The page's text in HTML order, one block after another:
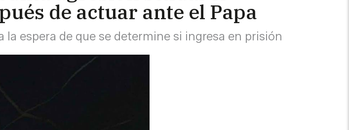
de actuar ante el Papa
espera de que se determine si ingresa en prisión